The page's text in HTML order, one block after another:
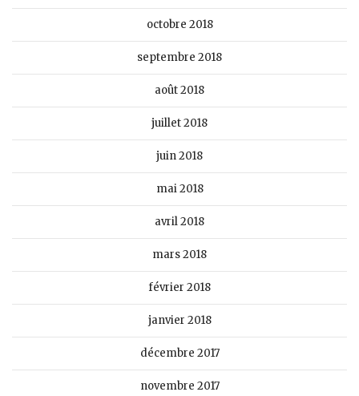
octobre 2018
septembre 2018
août 2018
juillet 2018
juin 2018
mai 2018
avril 2018
mars 2018
février 2018
janvier 2018
décembre 2017
novembre 2017